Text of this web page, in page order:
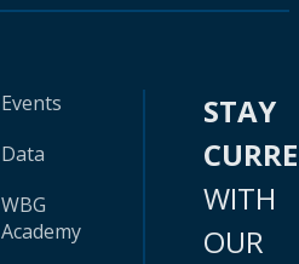
Events
Data
WBG
Academy
STAY
WITH
OUR